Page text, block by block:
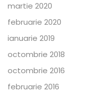
martie 2020
februarie 2020
ianuarie 2019
octombrie 2018
octombrie 2016
februarie 2016